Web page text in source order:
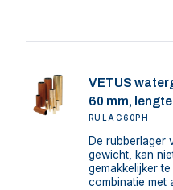
VETUS
60 mm,
RULAG60PH
De rubberlager
gewicht, kan
gemakkelijker
combinatie met